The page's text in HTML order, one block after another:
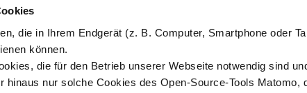
die in Ihrem Endgerät (z. B. Computer, Smartphone oder
können.
die für den Betrieb unserer Webseite notwendig sind
hinaus nur solche Cookies des Open-Source-Tools Matomo,
materiale fotografico sono detenuti daDas ganze